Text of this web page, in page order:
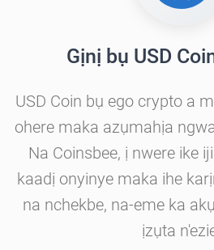
Gịnị bụ USD
USD Coin bụ ego crypto a
ohere maka azụmahịa
Na Coinsbee, ị nwere ike
kaadị onyinye maka ihe
na nchekbe, na-eme ka
ịzụta